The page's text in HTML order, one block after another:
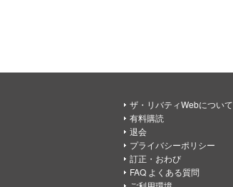
ザ・リバティWebについて
有料購読
退会
プライバシーポリシー
訂正・おわび
FAQ よくある質問